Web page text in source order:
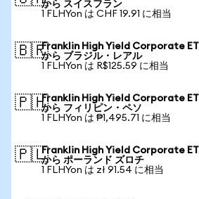
から スイスフラン
1 FLHYon は CHF 19.91 に相当
🇧🇷Franklin High Yield Corporate
から ブラジル・レアル
1 FLHYon は R$125.59 に相当
🇵🇭Franklin High Yield Corporate
から フィリピン・ペソ
1 FLHYon は ₱1,495.71 に相当
🇵🇱Franklin High Yield Corporate
から ポーランド ズロチ
1 FLHYon は zł 91.54 に相当